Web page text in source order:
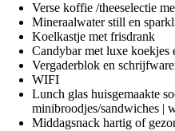
Verse koffie /theeselectie
Mineraalwater still en
Koelkastje met frisdrank
Candybar met luxe koekjes
Vergaderblok en
WIFI
Lunch glas huisgemaakte
minibroodjes/sandwiches |
Middagsnack hartig of